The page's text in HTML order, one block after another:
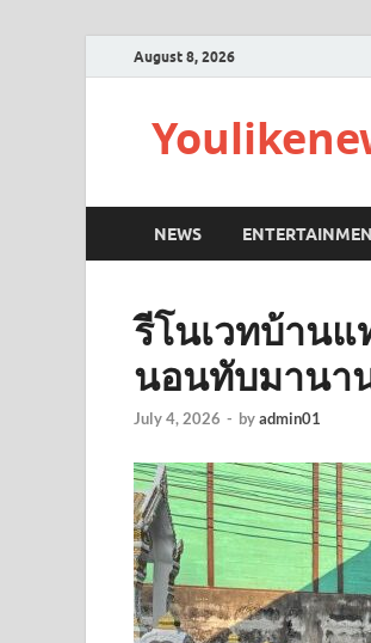
August 8, 2026
NEWS
รีโนเวทบ้าน
นอนทับมานา
July 4, 2026 - byadmin01